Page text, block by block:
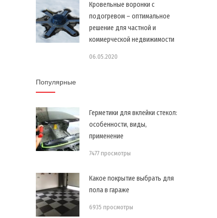
Кровельные воронки с
подогревом – оптимальное
решение для частной и
коммерческой недвижимости
06.05.2020
Популярные
Герметики для вклейки стекол:
особенности, виды,
применение
7477 просмотры
Какое покрытие выбрать для
пола в гараже
6935 просмотры